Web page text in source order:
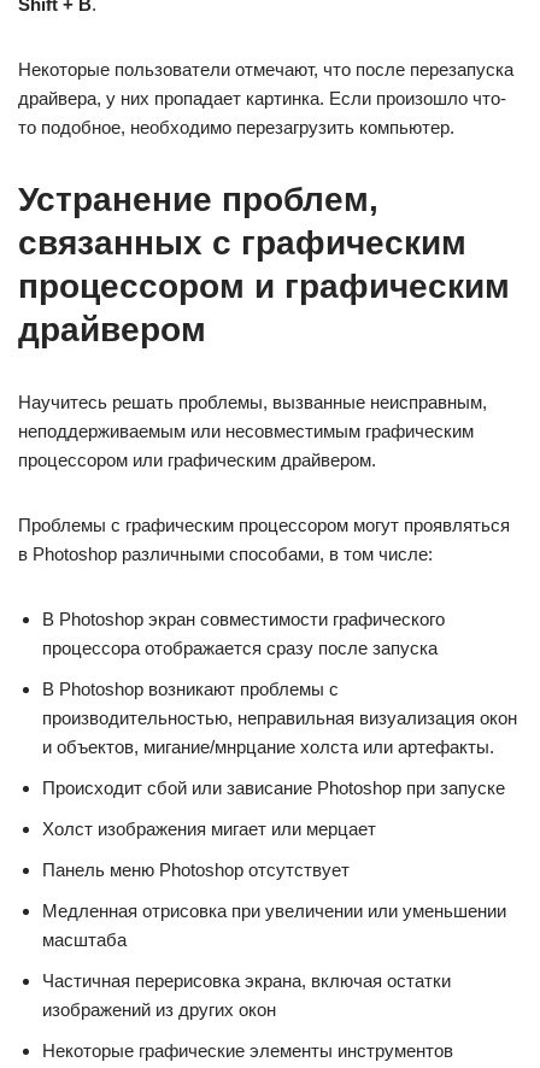
Shift + B.
Некоторые пользователи отмечают, что после перезапуска
драйвера, у них пропадает картинка. Если произошло что-
то подобное, необходимо перезагрузить компьютер.
Устранение проблем,
связанных с графическим
процессором и графическим
драйвером
Научитесь решать проблемы, вызванные неисправным,
неподдерживаемым или несовместимым графическим
процессором или графическим драйвером.
Проблемы с графическим процессором могут проявляться
в Photoshop различными способами, в том числе:
В Photoshop экран совместимости графического
процессора отображается сразу после запуска
В Photoshop возникают проблемы с
производительностью, неправильная визуализация окон
и объектов, мигание/мнрцание холста или артефакты.
Происходит сбой или зависание Photoshop при запуске
Холст изображения мигает или мерцает
Панель меню Photoshop отсутствует
Медленная отрисовка при увеличении или уменьшении
масштаба
Частичная перерисовка экрана, включая остатки
изображений из других окон
Некоторые графические элементы инструментов